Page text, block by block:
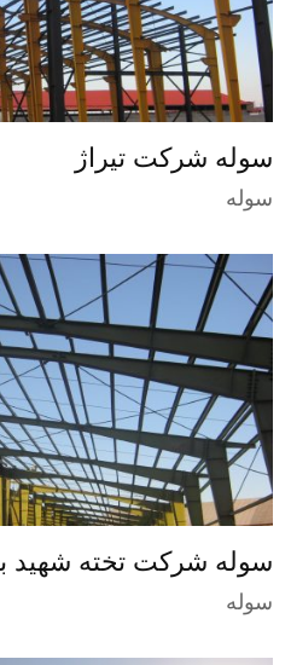
سوله شرکت تیراژ
سوله
سوله شرکت تخته شهید
سوله